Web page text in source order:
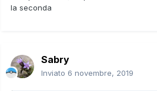
la seconda
Sabry
Inviato 6 novembre, 2019